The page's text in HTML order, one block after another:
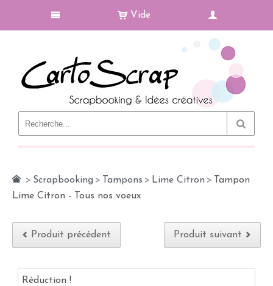
Vide
> Scrapbooking > Tampons > Lime Citron >
Tampon
Lime Citron - Tous nos voeux
Produit précédent Produit suivant
Réduction !